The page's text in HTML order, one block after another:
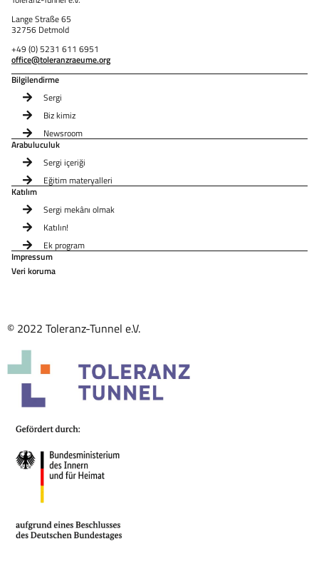
Lange Straße 65
32756 Detmold
+49 (0) 5231 611 6951
office@toleranzraeume.org
Bilgilendirme
Sergi
Biz kimiz
Newsroom
Arabuluculuk
Sergi içeriği
Eğitim materyalleri
Katılım
Sergi mekânı olmak
Katılın!
Ek program
Impressum
Veri koruma
© 2022 Toleranz-Tunnel e.V.